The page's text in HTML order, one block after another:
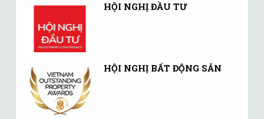
HỘI NGHỊ ĐẦU TƯ
HỘI NGHỊ BẤT ĐỘNG SẢN